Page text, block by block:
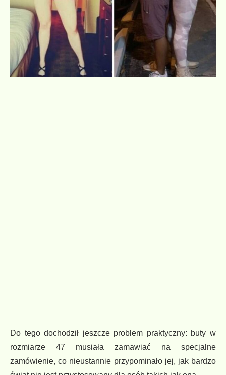
Do tego dochodził jeszcze problem praktyczny: buty w
rozmiarze 47 musiała zamawiać na specjalne
zamówienie, co nieustannie przypominało jej, jak bardzo